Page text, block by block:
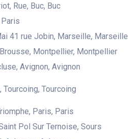
Rue, Buc, Buc
41 rue Jobin, Marseille, Marseille
Montpellier, Montpellier
Avignon, Avignon
Tourcoing
Paris, Paris
Pol Sur Ternoise, Sours